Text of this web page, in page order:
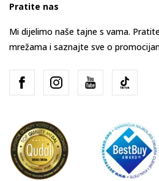
Pratite nas
Mi dijelimo naše tajne s vama.
mrežama i saznajte sve o